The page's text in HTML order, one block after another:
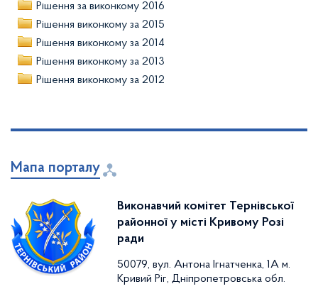
Рішення за виконкому 2016
Рішення виконкому за 2015
Рішення виконкому за 2014
Рішення виконкому за 2013
Рішення виконкому за 2012
Мапа порталу
Виконавчий комітет Тернівської
районної у місті Кривому Розі
ради
50079, вул. Антона Ігнатченка, 1А м.
Кривий Ріг, Дніпропетровська обл.